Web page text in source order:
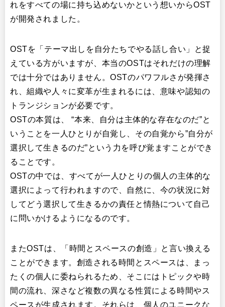
れをすべての場に持ち込めないかという想いからOST
が開発されました。
OSTを「テーマ出しを自分たちでやる話し合い」と捉
えている方がいますが、本当のOSTはそれだけの理解
では十分ではありません。OSTのパワフルさが発揮さ
れ、組織や人々に変革が生まれるには、意味や認知の
トランジションが必要です。
OSTの本質は、 “本来、自分は主体的な存在なのだ”と
いうことを一人ひとりが自覚し、その自覚から”自分が
選択して生きるのだ”という力を呼び覚ますことができ
ることです。
OSTの中では、すべてが一人ひとりの個人の主体的な
選択によって行われますので、自然に、今の状況に対
してどう選択して生きるかの責任と情熱について自己
に問いかけるようになるのです。
またOSTは、「時間とスペースの創造」と言い換える
ことができます。創造される時間とスペースは、まっ
たくの個人に委ねられるため、そこにはトピックや時
間の流れ、深さなど複数の異なる性質による時間やス
ペースが生成されます。それらは、個人のユニークな